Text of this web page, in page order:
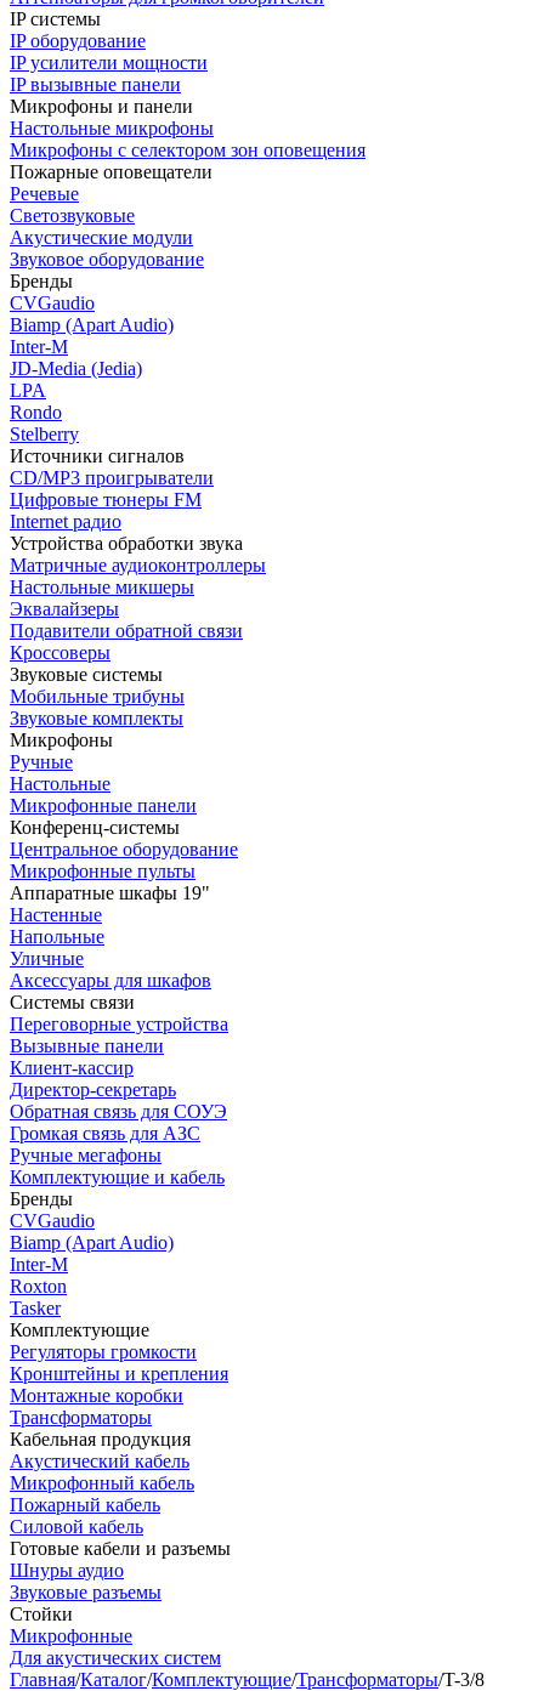
IP системы
IP оборудование
IP усилители мощности
IP вызывные панели
Микрофоны и панели
Настольные микрофоны
Микрофоны с селектором зон оповещения
Пожарные оповещатели
Речевые
Светозвуковые
Акустические модули
Звуковое оборудование
Бренды
CVGaudio
Biamp (Apart Audio)
Inter-M
JD-Media (Jedia)
LPA
Rondo
Stelberry
Источники сигналов
CD/MP3 проигрыватели
Цифровые тюнеры FM
Internet радио
Устройства обработки звука
Матричные аудиоконтроллеры
Настольные микшеры
Эквалайзеры
Подавители обратной связи
Кроссоверы
Звуковые системы
Мобильные трибуны
Звуковые комплекты
Микрофоны
Ручные
Настольные
Микрофонные панели
Конференц-системы
Центральное оборудование
Микрофонные пульты
Аппаратные шкафы 19"
Настенные
Напольные
Уличные
Аксессуары для шкафов
Системы связи
Переговорные устройства
Вызывные панели
Клиент-кассир
Директор-секретарь
Обратная связь для СОУЭ
Громкая связь для АЗС
Ручные мегафоны
Комплектующие и кабель
Бренды
CVGaudio
Biamp (Apart Audio)
Inter-M
Roxton
Tasker
Комплектующие
Регуляторы громкости
Кронштейны и крепления
Монтажные коробки
Трансформаторы
Кабельная продукция
Акустический кабель
Микрофонный кабель
Пожарный кабель
Силовой кабель
Готовые кабели и разъемы
Шнуры аудио
Звуковые разъемы
Стойки
Микрофонные
Для акустических систем
Главная/Каталог/Комплектующие/Трансформаторы/T-3/8